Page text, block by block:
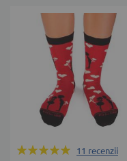
Rating:
11 recenzii